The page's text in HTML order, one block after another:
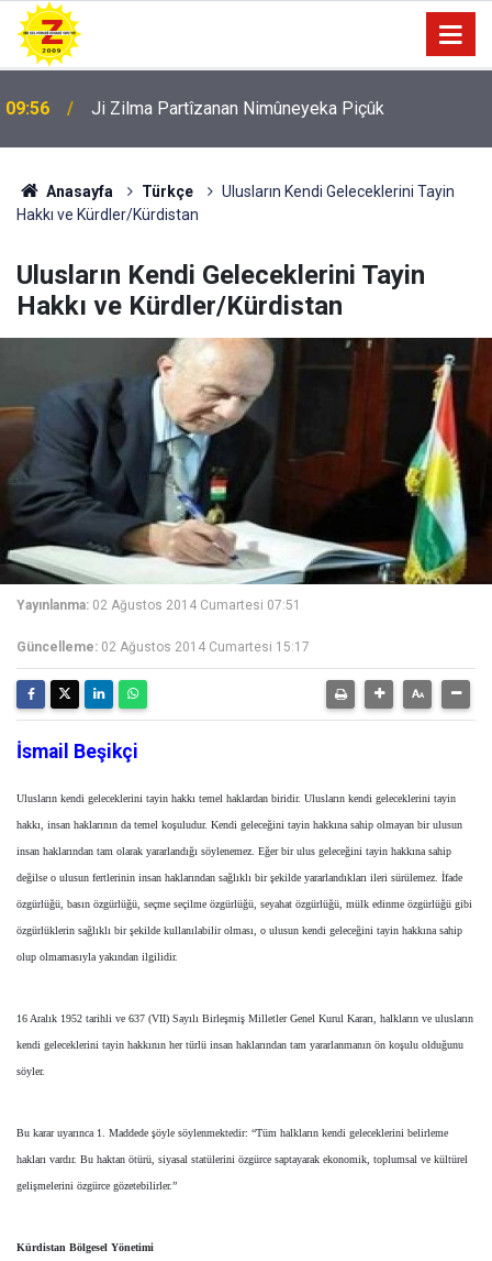
09:56 Ji Zilma Partîzanan Nimûneyeka Piçûk
Anasayfa Türkçe
Ulusların Kendi Geleceklerini Tayin
Hakkı ve Kürdler/Kürdistan
Ulusların Kendi Geleceklerini Tayin
Hakkı ve Kürdler/Kürdistan
Yayınlanma: 02 Ağustos 2014 Cumartesi 07:51
Güncelleme: 02 Ağustos 2014 Cumartesi 15:17
İsmail Beşikçi
Ulusların kendi geleceklerini tayin hakkı temel haklardan biridir. Ulusların kendi geleceklerini tayin
hakkı, insan haklarının da temel koşuludur. Kendi geleceğini tayin hakkına sahip olmayan bir ulusun
insan haklarından tam olarak yararlandığı söylenemez. Eğer bir ulus geleceğini tayin hakkına sahip
değilse o ulusun fertlerinin insan haklarından sağlıklı bir şekilde yararlandıkları ileri sürülemez. İfade
özgürlüğü, basın özgürlüğü, seçme seçilme özgürlüğü, seyahat özgürlüğü, mülk edinme özgürlüğü gibi
özgürlüklerin sağlıklı bir şekilde kullanılabilir olması, o ulusun kendi geleceğini tayin hakkına sahip
olup olmamasıyla yakından ilgilidir.
16 Aralık 1952 tarihli ve 637 (VII) Sayılı Birleşmiş Milletler Genel Kurul Kararı, halkların ve ulusların
kendi geleceklerini tayin hakkının her türlü insan haklarından tam yararlanmanın ön koşulu olduğunu
söyler.
Bu karar uyarınca 1. Maddede şöyle söylenmektedir: “Tüm halkların kendi geleceklerini belirleme
hakları vardır. Bu haktan ötürü, siyasal statülerini özgürce saptayarak ekonomik, toplumsal ve kültürel
gelişmelerini özgürce gözetebilirler.”
Kürdistan Bölgesel Yönetimi